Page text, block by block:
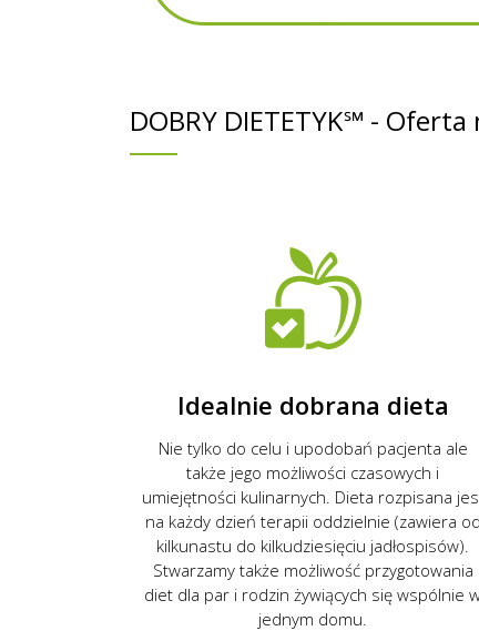
DOBRY DIETETYK℠ -
Idealnie dobrana dieta
Nie tylko do celu i upodobań pacjenta ale
także jego możliwości czasowych i
umiejętności kulinarnych. Dieta rozpisana
na każdy dzień terapii oddzielnie (zawiera od
kilkunastu do kilkudziesięciu jadłospisów).
Stwarzamy także możliwość przygotowania
diet dla par i rodzin żywiących się wspólnie
jednym domu.